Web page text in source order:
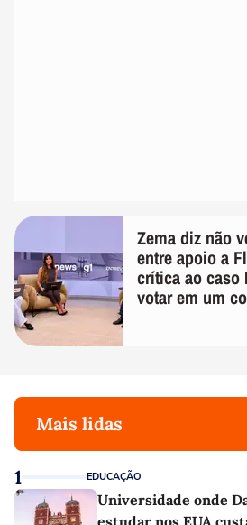
Zema diz não
entre apoio a
crítica ao caso
votar em um
Mais lidas
1 EDUCAÇÃO
Universidade onde